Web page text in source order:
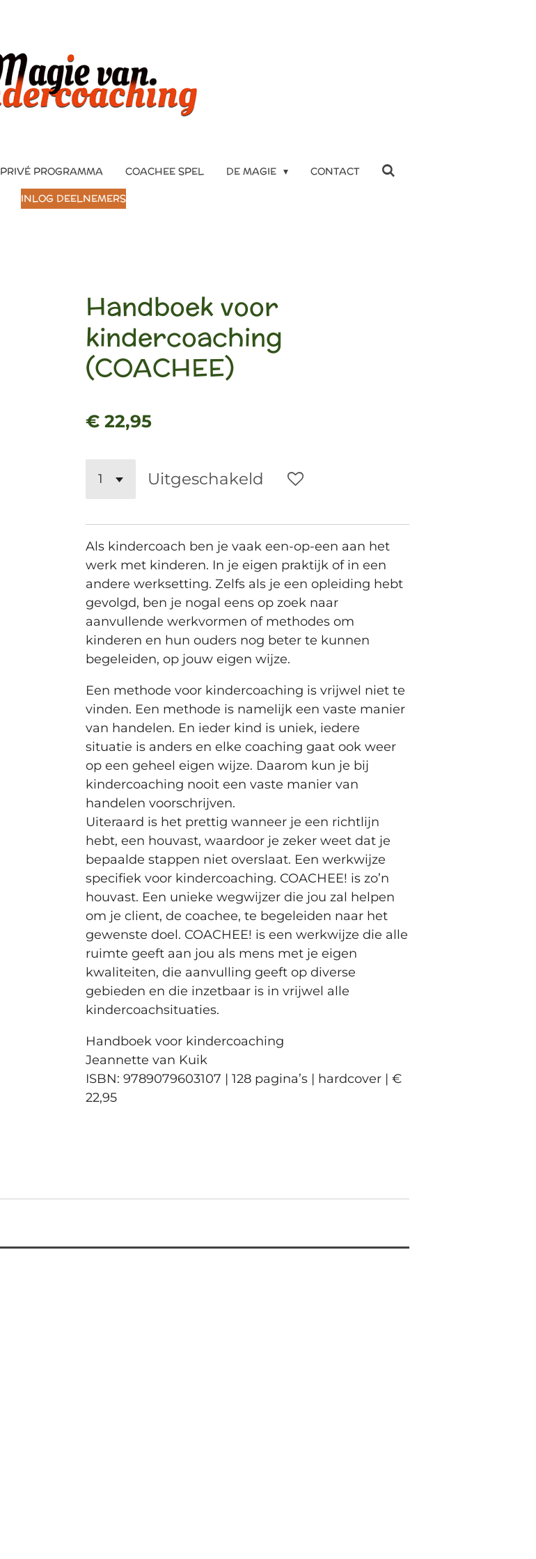
PRIVÉ PROGRAMMA COACHEE SPEL DE MAGIE
CONTACT
INLOG DEELNEMERS
Handboek voor
kindercoaching
(COACHEE)
€ 22,95
Uitgeschakeld
Als kindercoach ben je vaak een-op-een aan het
werk met kinderen. In je eigen praktijk of in een
andere werksetting. Zelfs als je een opleiding hebt
gevolgd, ben je nogal eens op zoek naar
aanvullende werkvormen of methodes om
kinderen en hun ouders nog beter te kunnen
begeleiden, op jouw eigen wijze.
Een methode voor kindercoaching is vrijwel niet te
vinden. Een methode is namelijk een vaste manier
van handelen. En ieder kind is uniek, iedere
situatie is anders en elke coaching gaat ook weer
op een geheel eigen wijze. Daarom kun je bij
kindercoaching nooit een vaste manier van
handelen voorschrijven.
Uiteraard is het prettig wanneer je een richtlijn
hebt, een houvast, waardoor je zeker weet dat je
bepaalde stappen niet overslaat. Een werkwijze
specifiek voor kindercoaching. COACHEE! is zo’n
houvast. Een unieke wegwijzer die jou zal helpen
om je client, de coachee, te begeleiden naar het
gewenste doel. COACHEE! is een werkwijze die alle
ruimte geeft aan jou als mens met je eigen
kwaliteiten, die aanvulling geeft op diverse
gebieden en die inzetbaar is in vrijwel alle
kindercoachsituaties.
Handboek voor kindercoaching
Jeannette van Kuik
ISBN: 9789079603107 | 128 pagina’s | hardcover | €
22,95